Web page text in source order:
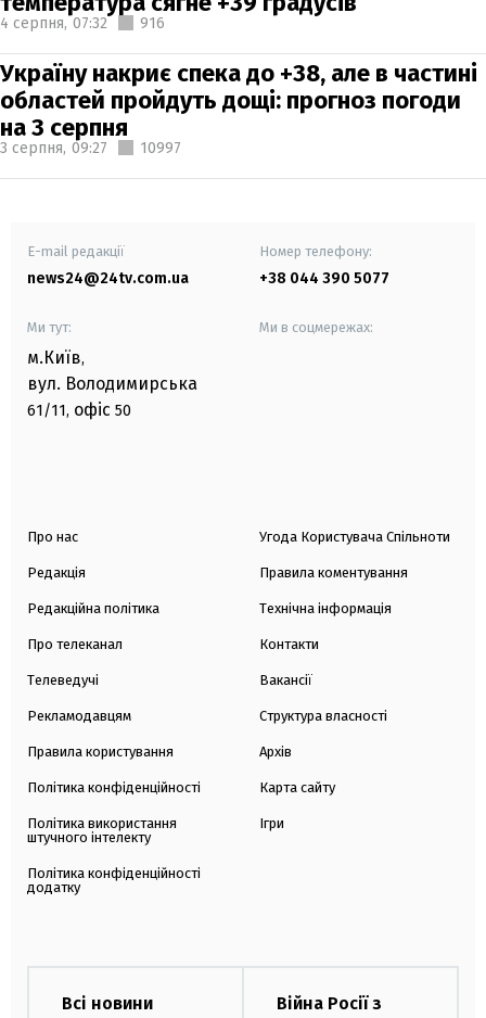
4 серпня, 07:32 916
Україну накриє спека до +38, але в частині
областей пройдуть дощі: прогноз погоди
на 3 серпня
3 серпня, 09:27 10997
E-mail редакції
news24@24tv.com.ua
Номер телефону:
+38 044 390 5077
Ми тут:
м.Київ,
вул. Володимирська
61/11, офіс 50
Ми в соцмережах:
Про нас
Редакція
Редакційна політика
Про телеканал
Телеведучі
Рекламодавцям
Правила користування
Політика конфіденційності
Політика використання
штучного інтелекту
Політика конфіденційності
додатку
Угода Користувача Спільноти
Правила коментування
Технічна інформація
Контакти
Вакансії
Структура власності
Архів
Карта сайту
Ігри
Всі новини
Війна Росії з